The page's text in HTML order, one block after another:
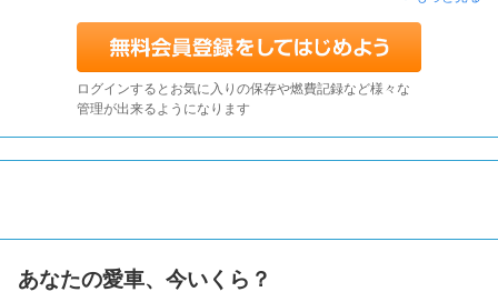
ログインするとお気に入りの保存や燃費記録など様々な
管理が出来るようになります
あなたの愛車、今いくら？